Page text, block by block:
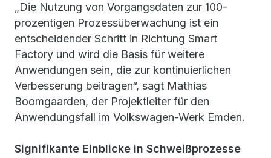
„Die Nutzung von Vorgangsdaten zur 100-
prozentigen Prozessüberwachung ist ein
entscheidender Schritt in Richtung Smart
Factory und wird die Basis für weitere
Anwendungen sein, die zur kontinuierlichen
Verbesserung beitragen“, sagt Mathias
Boomgaarden, der Projektleiter für den
Anwendungsfall im Volkswagen-Werk Emden.
Signifikante Einblicke in Schweißprozesse